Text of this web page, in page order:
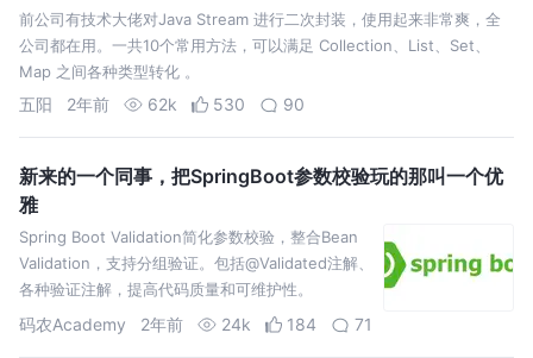
前公司有技术大佬对Java Stream 进行二次封装，使用起来非常爽，全
公司都在用。一共10个常用方法，可以满足 Collection、List、Set、
Map 之间各种类型转化 。
五阳 2年前 62k 530 90
新来的一个同事，把SpringBoot参数校验玩的那叫一个优
雅
Spring Boot Validation简化参数校验，整合Bean
Validation，支持分组验证。包括@Validated注解、
各种验证注解，提高代码质量和可维护性。
码农Academy 2年前 24k 184 71